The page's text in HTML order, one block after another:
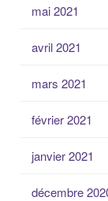
mai 2021
avril 2021
mars 2021
février 2021
janvier 2021
décembre